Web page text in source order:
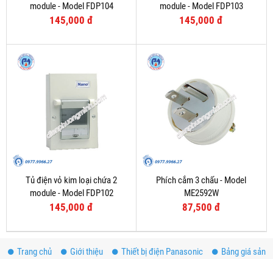
module - Model FDP104
145,000 đ
module - Model FDP103
145,000 đ
Tủ điện vỏ kim loại chứa 2
module - Model FDP102
145,000 đ
Phích cắm 3 chấu - Model
ME2592W
87,500 đ
Trang chủ Giới thiệu Thiết bị điện Panasonic
Bảng giá sản